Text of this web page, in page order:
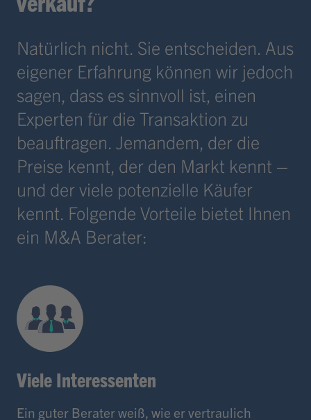
Natürlich nicht. Sie entscheiden. Aus
eigener Erfahrung können wir jedoch
sagen, dass es sinnvoll ist, einen
Experten für die Transaktion zu
beauftragen. Jemandem, der die
Preise kennt, der den Markt kennt –
und der viele potenzielle Käufer
kennt. Folgende Vorteile bietet Ihnen
ein M&A Berater:
Viele Interessenten
Ein guter Berater weiß, wie er vertraulich